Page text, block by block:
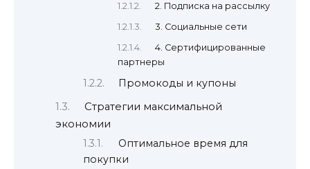
2. Подписка на рассылку
3. Социальные сети
4. Сертифицированные
партнеры
Промокоды и купоны
Стратегии максимальной
экономии
Оптимальное время для
покупки